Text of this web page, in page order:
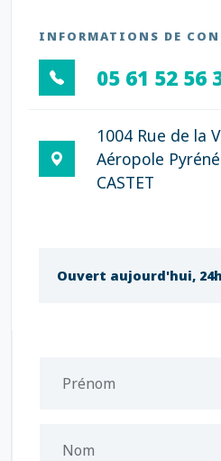
INFORMATIONS DE
05 61 52 56
1004 Rue de la
Aéropole
CASTET
Ouvert aujourd'hui,
Prénom
Nom